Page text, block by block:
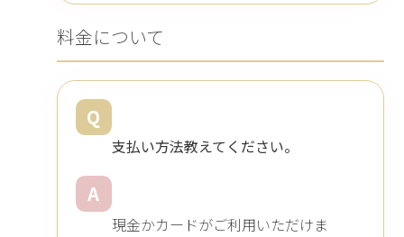
料金について
Q
支払い方法教えてください。
A
現金かカードがご利用いただけま